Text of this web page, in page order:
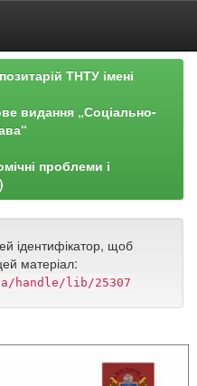
ТНТУ імені
видання „Соціально-
проблеми і
ідентифікатор, щоб
матеріал:
handle/lib/25307